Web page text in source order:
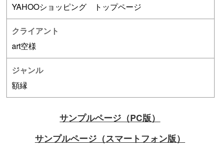
YAHOOショッピング トップページ
クライアント
art空様
ジャンル
額縁
サンプルページ（PC版）
サンプルページ（スマートフォン版）